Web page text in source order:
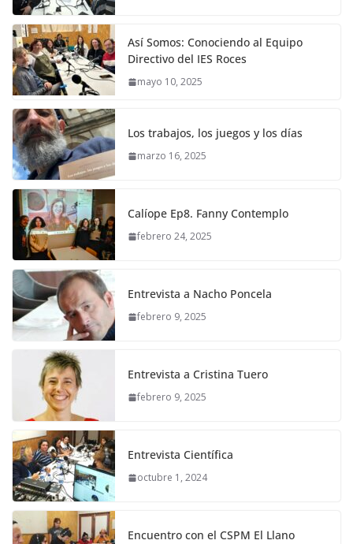
Así Somos: Conociendo al Equipo
Directivo del IES Roces
mayo 10, 2025
Los trabajos, los juegos y los días
marzo 16, 2025
Calíope Ep8. Fanny Contemplo
febrero 24, 2025
Entrevista a Nacho Poncela
febrero 9, 2025
Entrevista a Cristina Tuero
febrero 9, 2025
Entrevista Científica
octubre 1, 2024
Encuentro con el CSPM El Llano